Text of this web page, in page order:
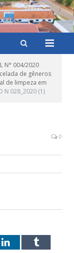
N° 004/2020
de gêneros
de limpeza em
N 028_2020 (1)
0
LinkedInTumblr